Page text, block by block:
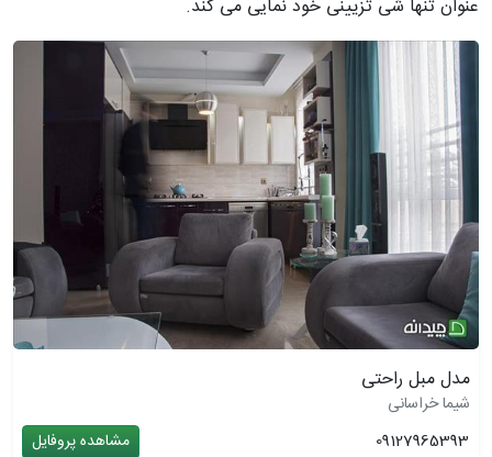
عنوان تنها شی تزیینی خود نمایی می کند.
مدل مبل راحتی
شیما خراسانی
09127965393
مشاهده پروفایل